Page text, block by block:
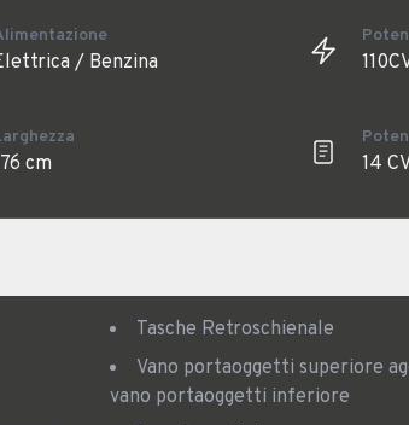
/ Benzina
cm 14
Tasche Retroschienale
Vano portaoggetti superiore aggiuntivo sul cruscotto +
vano portaoggetti inferiore